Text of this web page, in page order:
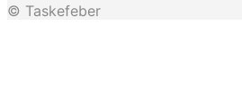
© Taskefeber